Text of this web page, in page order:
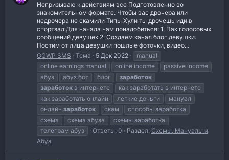
Непризываю к действиям все Подготовленно во
знакомительном формате. Чтобы вас дрочера или
недрочера не скамили Типы Хули ты дрочешь иди в
спортзал Для начала нам понадобиться: 1. Пак голосовых
сообщений девушек 2. Создаем канал блог девушки.
Постим от лица девушки пошлые фоточки, видео...
GGWP SMS
Тема 5 Дек 2022
manual
online earnings manual
online income
passive income
абуз
абуз бот блог
заработок
заработок в интернете
как заработать в интернете
как заработать онлайн
легкие деньги
мануал
онлайн заработок скам
способы заработка
схема
схема абуза
схемы заработка
телеграм абуз
Ответы: 0 Раздел: Схемы, Мануалы и
Абуз